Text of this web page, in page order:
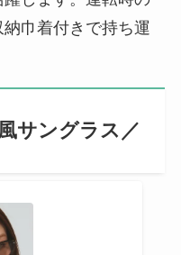
巾着付きで持ち運
サングラス／